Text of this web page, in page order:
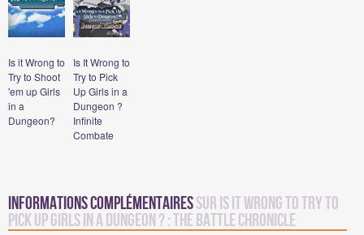
Is it Wrong to
Try to Shoot
'em up Girls
in a
Dungeon?
Is It Wrong to
Try to Pick
Up Girls in a
Dungeon ?
Infinite
Combate
Informations complémentairessur Is It Wrong to Try to
Pick Up Girls in a Dungeon ? : The Battle Chronicle